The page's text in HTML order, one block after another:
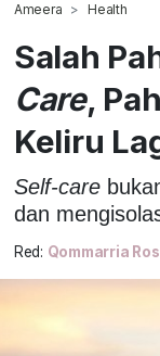
Ameera Health
Salah
Care,
Keliru
Self-care
dan
Red: Qommarria